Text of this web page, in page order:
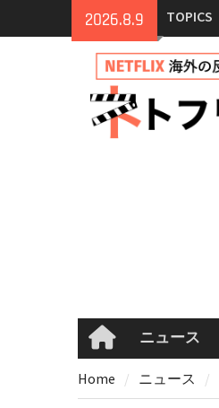
2026.8.9 TOPICS
Homeニュース
Home ニュース